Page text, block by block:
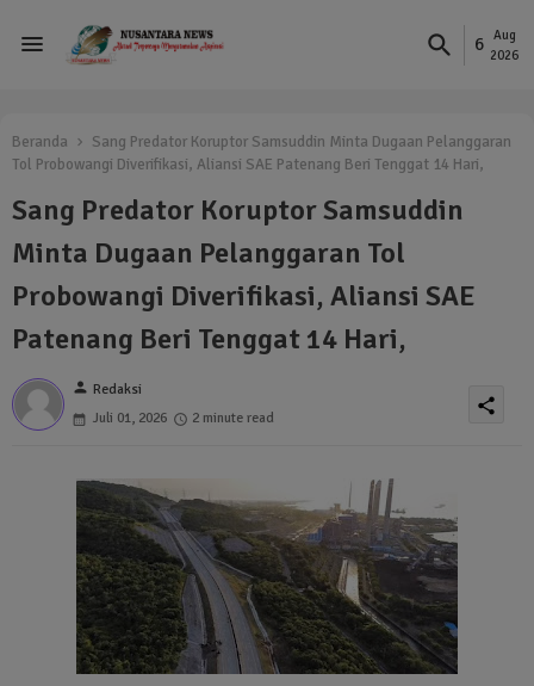
6
Aug
2026
Beranda
Sang Predator Koruptor Samsuddin Minta Dugaan Pelanggaran
Tol Probowangi Diverifikasi, Aliansi SAE Patenang Beri Tenggat 14 Hari,
Sang Predator Koruptor Samsuddin
Minta Dugaan Pelanggaran Tol
Probowangi Diverifikasi, Aliansi SAE
Patenang Beri Tenggat 14 Hari,
person Redaksi
Juli 01, 2026
2 minute read
share